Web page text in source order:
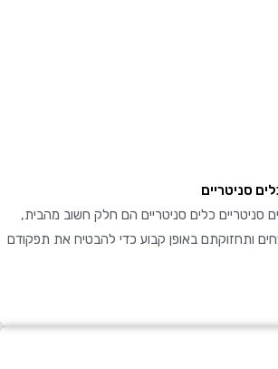
כלים סניטריים הם חלק חשוב מהבית,
באופן קבוע כדי להבטיח את תפקודם